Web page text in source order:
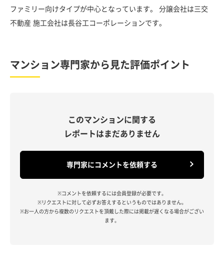
ファミリー向けタイプが中心となっています。 分譲会社は三交
不動産 施工会社は長谷工コーポレーションです。
マンション専門家から見た評価ポイント
このマンションに関する
レポートはまだありません
専門家にコメントを依頼する
※コメントを依頼するには会員登録が必要です。
※リクエストに対して必ずお答えするというものではありません。
※お一人の方から複数のリクエストを頂戴した際には掲載が遅くなる場合がござい
ます。